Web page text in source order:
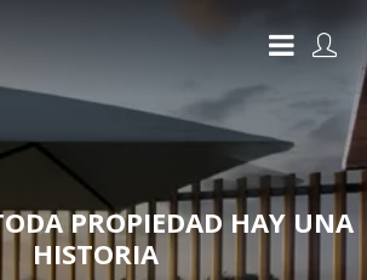
PROPIEDAD HAY UNA
HISTORIA